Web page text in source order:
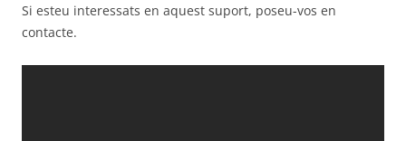
Si esteu interessats en aquest suport, poseu-vos en
contacte.